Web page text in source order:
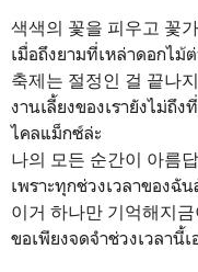
색색의 꽃을 피우고 꽃
เมื่อถึงยามที่เหล่าดอกไม้
축제는 절정인 걸 끝나
งานเลี้ยงของเรายังไม่ถึ
ไคลแม็กซ์ล่ะ
나의 모든 순간이 아름
เพราะทุกช่วงเวลาของฉั
이거 하나만 기억해지
ขอเพียงจดจำช่วงเวลานี้เ